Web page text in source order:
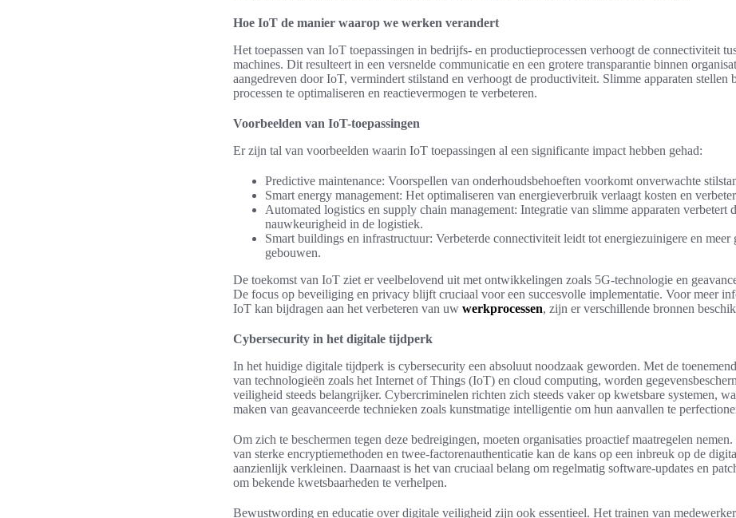
Hoe IoT de manier waarop we werken verandert
Het toepassen van IoT toepassingen in bedrijfs- en productieprocessen verhoogt de connectiviteit
machines. Dit resulteert in een versnelde communicatie en een grotere transparantie binnen
aangedreven door IoT, vermindert stilstand en verhoogt de productiviteit. Slimme apparaten stellen
processen te optimaliseren en reactievermogen te verbeteren.
Voorbeelden van IoT-toepassingen
Er zijn tal van voorbeelden waarin IoT toepassingen al een significante impact hebben gehad:
Predictive maintenance: Voorspellen van onderhoudsbehoeften voorkomt onverwachte
Smart energy management: Het optimaliseren van energieverbruik verlaagt kosten en
Automated logistics en supply chain management: Integratie van slimme apparaten verbetert
nauwkeurigheid in de logistiek.
Smart buildings en infrastructuur: Verbeterde connectiviteit leidt tot energiezuinigere en
gebouwen.
De toekomst van IoT ziet er veelbelovend uit met ontwikkelingen zoals 5G-technologie en
De focus op beveiliging en privacy blijft cruciaal voor een succesvolle implementatie. Voor meer
IoT kan bijdragen aan het verbeteren van uw werkprocessen, zijn er verschillende bronnen
Cybersecurity in het digitale tijdperk
In het huidige digitale tijdperk is cybersecurity een absoluut noodzaak geworden. Met de
van technologieën zoals het Internet of Things (IoT) en cloud computing, worden
veiligheid steeds belangrijker. Cybercriminelen richten zich steeds vaker op kwetsbare systemen,
maken van geavanceerde technieken zoals kunstmatige intelligentie om hun aanvallen te
Om zich te beschermen tegen deze bedreigingen, moeten organisaties proactief maatregelen
van sterke encryptiemethoden en twee-factorenauthenticatie kan de kans op een inbreuk op de
aanzienlijk verkleinen. Daarnaast is het van cruciaal belang om regelmatig software-updates en
om bekende kwetsbaarheden te verhelpen.
Bewustwording en educatie over digitale veiligheid zijn ook essentieel. Het trainen van